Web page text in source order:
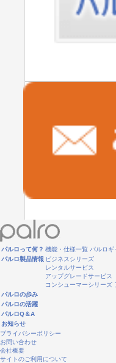
パルロって何？ 機能・仕様一覧 パルロギ
パルロ製品情報 ビジネスシリーズ
レンタルサービス
アップグレードサービス
コンシューマーシリーズ
パルロの歩み
パルロの活躍
パルロQ＆A
お知らせ
プライバシーポリシー
お問い合わせ
会社概要
サイトのご利用について